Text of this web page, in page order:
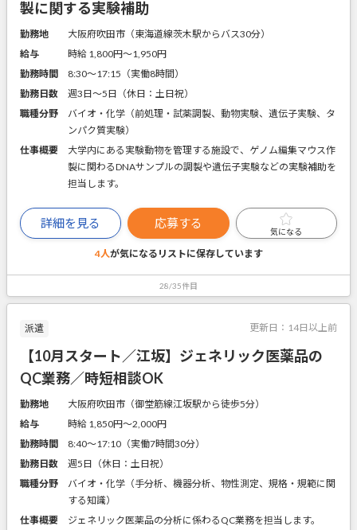
製に関する実験補助
勤務地
大阪府吹田市（東海道線茨木駅からバス30分）
給与
時給 1,800円〜1,950円
勤務時間
8:30～17:15（実働8時間）
勤務日数
週3日～5日（休日：土日祝）
職種分野
バイオ・化学（前処理・試薬調製、動物実験、遺伝子実験、タ
ンパク質実験）
仕事概要
大学内にある実験動物を管理する施設で、ゲノム編集マウス作
製に関わるDNAサンプルの調製や遺伝子実験などの実験補助を
担当します。
詳細を見る 応募する
気になる
4人が気になるリストに保存しています
28/35件目
派遣 更新日： 14日以上前
【10月スタート／江坂】ジェネリック医薬品の
QC業務／時短相談OK
勤務地
大阪府吹田市（御堂筋線江坂駅から徒歩5分）
給与
時給 1,850円〜2,000円
勤務時間
8:40～17:10（実働7時間30分）
勤務日数
週5日（休日：土日祝）
職種分野
バイオ・化学（手分析、機器分析、物性測定、規格・規範に関
する知識）
仕事概要
ジェネリック医薬品の分析に係わるQC業務を担当します。